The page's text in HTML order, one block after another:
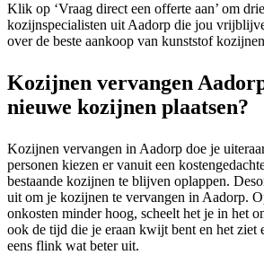
Klik op ‘Vraag direct een offerte aan’ om
kozijnspecialisten uit Aadorp die jou
over de beste aankoop van kunststof
Kozijnen vervangen
nieuwe kozijnen plaatsen?
Kozijnen vervangen in Aadorp doe je
personen kiezen er vanuit een
bestaande kozijnen te blijven oplappen.
uit om je kozijnen te vervangen in Aadorp.
onkosten minder hoog, scheelt het je in het
ook de tijd die je eraan kwijt bent en het
eens flink wat beter uit.